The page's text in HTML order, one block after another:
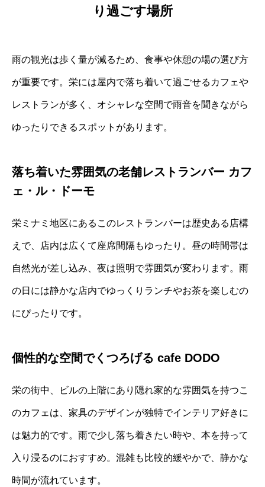
り過ごす場所
雨の観光は歩く量が減るため、食事や休憩の場の選び方
が重要です。栄には屋内で落ち着いて過ごせるカフェや
レストランが多く、オシャレな空間で雨音を聞きながら
ゆったりできるスポットがあります。
落ち着いた雰囲気の老舗レストランバー カフ
ェ・ル・ドーモ
栄ミナミ地区にあるこのレストランバーは歴史ある店構
えで、店内は広くて座席間隔もゆったり。昼の時間帯は
自然光が差し込み、夜は照明で雰囲気が変わります。雨
の日には静かな店内でゆっくりランチやお茶を楽しむの
にぴったりです。
個性的な空間でくつろげる cafe DODO
栄の街中、ビルの上階にあり隠れ家的な雰囲気を持つこ
のカフェは、家具のデザインが独特でインテリア好きに
は魅力的です。雨で少し落ち着きたい時や、本を持って
入り浸るのにおすすめ。混雑も比較的緩やかで、静かな
時間が流れています。